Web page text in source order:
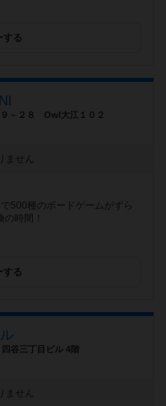
する
－２８ Owl大江１０２
ません
500種のボードゲームがずら
時間！
する
谷三丁目ビル 4階
ません